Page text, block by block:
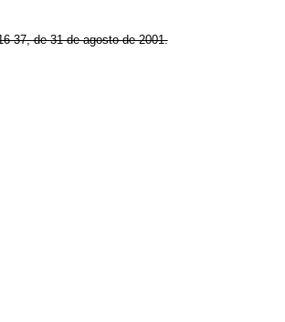
37, de 31 de agosto de 2001.